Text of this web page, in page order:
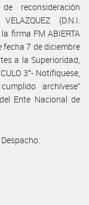
reconsideración
(D.N.I.
firma FM ABIERTA
fecha 7 de diciembre
a la Superioridad,
3°- Notifíquese,
archívese”
Ente Nacional de